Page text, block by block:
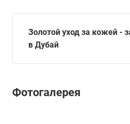
Золотой уход за кожей -
в Дубай
Фотогалерея